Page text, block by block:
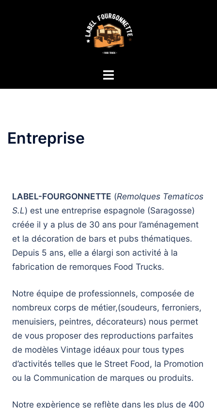
Entreprise
LABEL-FOURGONNETTE (Remolques Tematicos
S.L) est une entreprise espagnole (Saragosse)
créée il y a plus de 30 ans pour l’aménagement
et la décoration de bars et pubs thématiques.
Depuis 5 ans, elle a élargi son activité à la
fabrication de remorques Food Trucks.
Notre équipe de professionnels, composée de
nombreux corps de métier,(soudeurs, ferroniers,
menuisiers, peintres, décorateurs) nous permet
de vous proposer des reproductions parfaites
de modèles Vintage idéaux pour tous types
d’activités telles que le Street Food, la Promotion
ou la Communication de marques ou produits.
Notre expèrience se reflète dans les plus de 400